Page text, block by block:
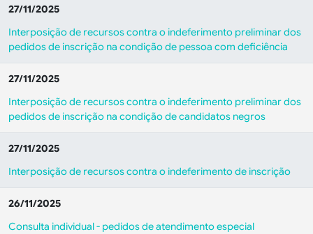
27/11/2025
Interposição de recursos contra o indeferimento preliminar dos
pedidos de inscrição na condição de pessoa com deficiência
27/11/2025
Interposição de recursos contra o indeferimento preliminar dos
pedidos de inscrição na condição de candidatos negros
27/11/2025
Interposição de recursos contra o indeferimento de inscrição
26/11/2025
Consulta individual - pedidos de atendimento especial